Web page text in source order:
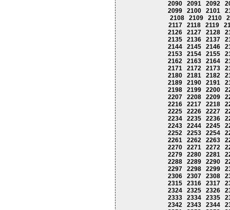
2090
2091 2092
2099
2100 2101
2108
2109 2110
2117
2118 2119
2126
2127 2128
2135
2136 2137
2144
2145 2146
2153
2154 2155
2162
2163 2164
2171
2172 2173
2180
2181 2182
2189
2190 2191
2198
2199 2200
2207
2208 2209
2216
2217 2218
2225
2226 2227
2234
2235 2236
2243
2244 2245
2252
2253 2254
2261
2262 2263
2270
2271 2272
2279
2280 2281
2288
2289 2290
2297
2298 2299
2306
2307 2308
2315
2316 2317
2324
2325 2326
2333
2334 2335
2342
2343 2344